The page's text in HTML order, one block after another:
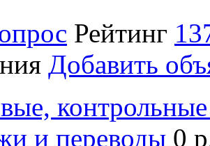
Рейтинг
Добавить
и переводы 0